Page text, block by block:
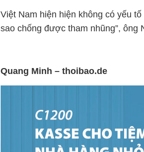
Việt Nam hiện hiện không có yếu
sao chống được tham nhũng”, ông
Quang Minh – thoibao.de